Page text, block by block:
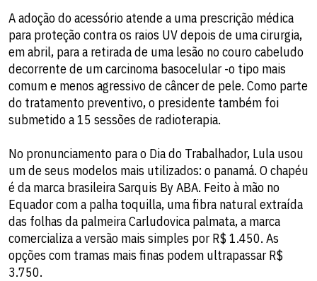
A adoção do acessório atende a uma prescrição médica
para proteção contra os raios UV depois de uma cirurgia,
em abril, para a retirada de uma lesão no couro cabeludo
decorrente de um carcinoma basocelular -o tipo mais
comum e menos agressivo de câncer de pele. Como parte
do tratamento preventivo, o presidente também foi
submetido a 15 sessões de radioterapia.
No pronunciamento para o Dia do Trabalhador, Lula usou
um de seus modelos mais utilizados: o panamá. O chapéu
é da marca brasileira Sarquis By ABA. Feito à mão no
Equador com a palha toquilla, uma fibra natural extraída
das folhas da palmeira Carludovica palmata, a marca
comercializa a versão mais simples por R$ 1.450. As
opções com tramas mais finas podem ultrapassar R$
3.750.